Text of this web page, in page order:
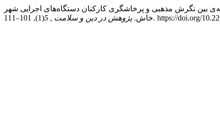
در رابطه‌ی بین نگرش مذهبی و پرخاشگری کارکنان دستگاه‌های اجرایی شهر
خاش.پژوهش در دین و سلامت ,
5 (1), 101–111. https://